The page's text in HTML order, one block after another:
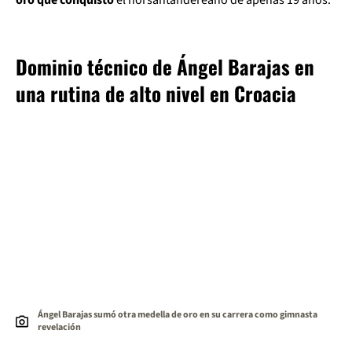
Dominio técnico de Ángel Barajas en
una rutina de alto nivel en Croacia
Ángel Barajas sumó otra medella de oro en su carrera como gimnasta
revelación